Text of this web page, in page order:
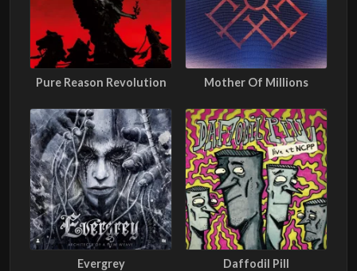
Pure Reason Revolution Mother Of Millions
Evergrey Daffodil Pill